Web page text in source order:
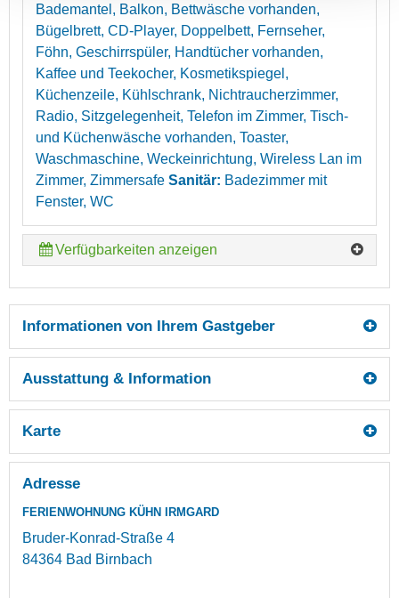
Bademantel, Balkon, Bettwäsche vorhanden,
Bügelbrett, CD-Player, Doppelbett, Fernseher,
Föhn, Geschirrspüler, Handtücher vorhanden,
Kaffee und Teekocher, Kosmetikspiegel,
Küchenzeile, Kühlschrank, Nichtraucherzimmer,
Radio, Sitzgelegenheit, Telefon im Zimmer, Tisch-
und Küchenwäsche vorhanden, Toaster,
Waschmaschine, Weckeinrichtung, Wireless Lan im
Zimmer, Zimmersafe Sanitär: Badezimmer mit
Fenster, WC
Verfügbarkeiten anzeigen
Informationen von Ihrem Gastgeber
Ausstattung & Information
Karte
Adresse
FERIENWOHNUNG KÜHN IRMGARD
Bruder-Konrad-Straße 4
84364 Bad Birnbach